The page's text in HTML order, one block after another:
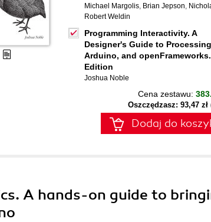
Michael Margolis, Brian Jepson,
Robert Weldin
Programming Interactivity. A
Designer's Guide to
Arduino, and
Edition
Joshua Noble
Cena zestawu:
Oszczędzasz: 93,47 zł
Dodaj do
A hands-on guide to